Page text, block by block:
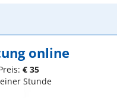
online
€ 35
Stunde